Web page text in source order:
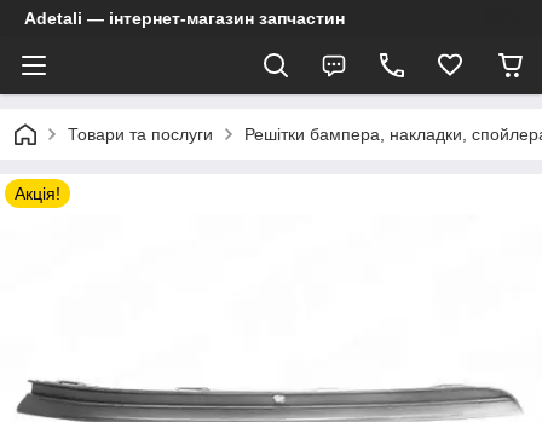
Adetali — інтернет-магазин запчастин
Товари та послуги Решітки бампера, накладки,
Акція!